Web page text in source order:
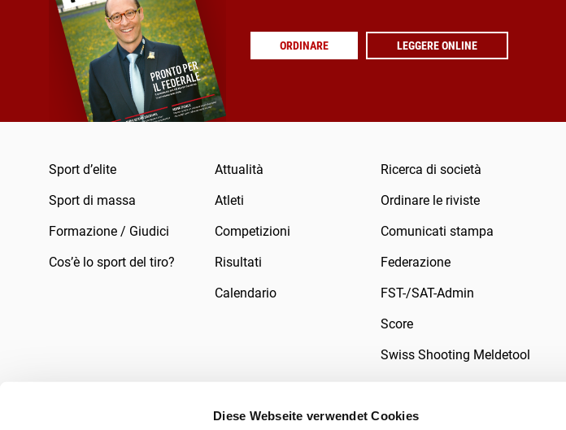
Diese Webseite verwendet Cookies
ORDINARE LEGGERE ONLINE
Sport d’elite
Sport di massa
Formazione / Giudici
Cos’è lo sport del tiro?
Attualità
Atleti
Competizioni
Risultati
Calendario
Ricerca di società
Ordinare le riviste
Comunicati stampa
Federazione
FST-/SAT-Admin
Score
Swiss Shooting Meldetool